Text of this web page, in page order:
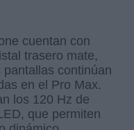
cuentan con
trasero mate,
continúan
en el Pro Max.
los 120 Hz de
que permiten